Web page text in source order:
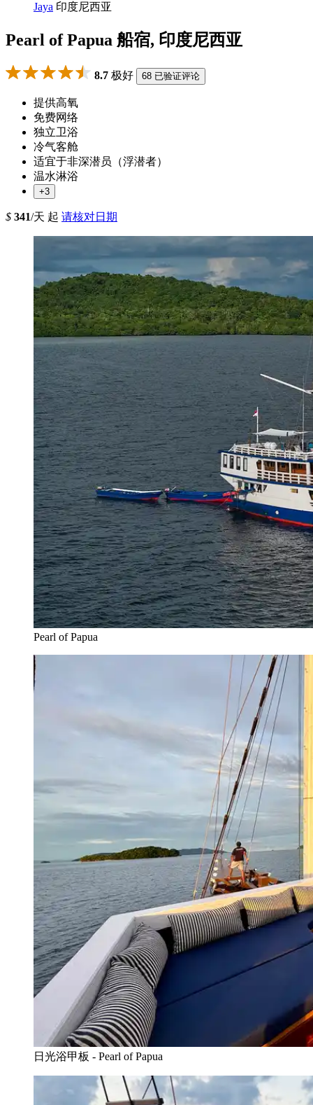
Jaya 印度尼西亚
Pearl of Papua 船宿, 印度尼西亚
8.7 极好 68 已验证评论
提供高氧
免费网络
独立卫浴
冷气客舱
适宜于非深潜员（浮潜者）
温水淋浴
+3
$ 341/天 起 请核对日期
Pearl of Papua
日光浴甲板 - Pearl of Papua